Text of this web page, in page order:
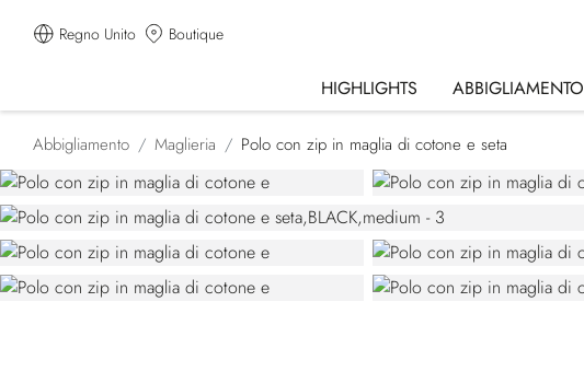
Regno Unito Boutique
HIGHLIGHTS ABBIGLIAMENTO
Abbigliamento Maglieria Polo con zip in maglia di cotone e seta